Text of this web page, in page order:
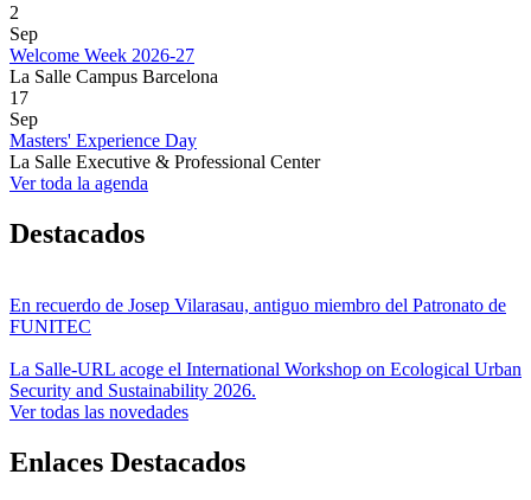
2
Sep
Welcome Week 2026-27
La Salle Campus Barcelona
17
Sep
Masters' Experience Day
La Salle Executive & Professional Center
Ver toda la agenda
Destacados
En recuerdo de Josep Vilarasau, antiguo miembro del Patronato de
FUNITEC
La Salle-URL acoge el International Workshop on Ecological Urban
Security and Sustainability 2026.
Ver todas las novedades
Enlaces Destacados